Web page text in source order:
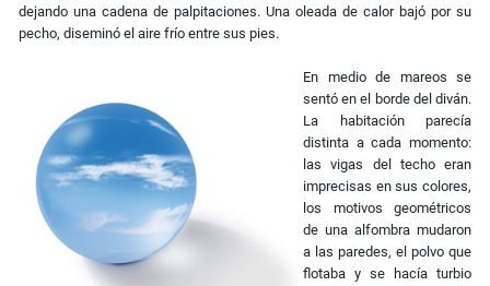
dejando una cadena de palpitaciones. Una oleada de calor bajó por su
pecho, diseminó el aire frío entre sus pies.
En medio de mareos se
sentó en el borde del diván.
La habitación parecía
distinta a cada momento:
las vigas del techo eran
imprecisas en sus colores,
los motivos geométricos
de una alfombra mudaron
a las paredes, el polvo que
flotaba y se hacía turbio